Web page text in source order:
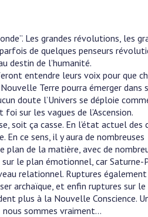
Les grandes révolutions, les
de quelques penseurs
destin de l’humanité.
entendre leurs voix pour que
Terre pourra émerger dans
doute l’Univers se déploie
sur les vagues de l’Ascension.
soit ça casse. En l’état actuel des
ce sens, il y aura de nombreuses
plan de la matière, avec de
sur le plan émotionnel, car
relationnel. Ruptures
archaïque, et enfin ruptures sur le
plus à la Nouvelle Conscience.
nous sommes vraiment…